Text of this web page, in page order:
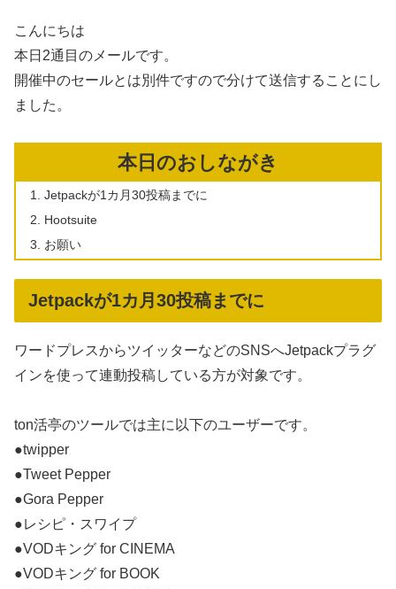
こんにちは
本日2通目のメールです。
開催中のセールとは別件ですので分けて送信することにし
ました。
本日のおしながき
Jetpackが1カ月30投稿までに
Hootsuite
お願い
Jetpackが1カ月30投稿までに
ワードプレスからツイッターなどのSNSへJetpackプラグ
インを使って連動投稿している方が対象です。
ton活亭のツールでは主に以下のユーザーです。
●twipper
●Tweet Pepper
●Gora Pepper
●レシピ・スワイプ
●VODキング for CINEMA
●VODキング for BOOK